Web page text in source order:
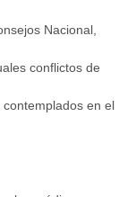
Nacional,
conflictos de
en el